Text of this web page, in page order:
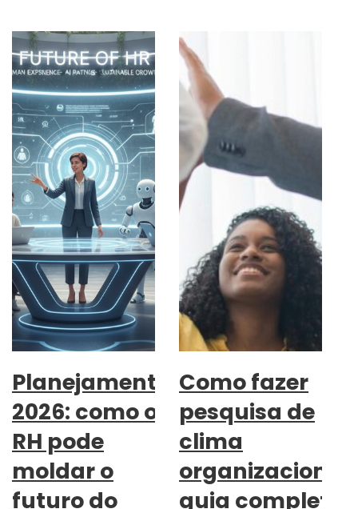
Planejamento
2026: como o
RH pode
moldar o
futuro do
Como fazer
pesquisa de
clima
organizacional:
guia completo